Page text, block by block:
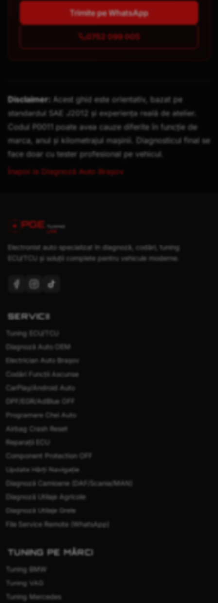
Trimite pe WhatsApp
0752 099 005
Disclaimer: Acest ghid este orientativ, bazat pe
standardul SAE J2012 și experiența reală de atelier.
Codul P0011
poate avea cauze diferite în funcție de
marca, anul și kilometrajul mașinii. Diagnosticul final se
face doar cu tester profesional pe vehicul.
Înapoi la Diagnoză Auto Brașov
PGE
TUNING
LAB
Electronist auto specializat în diagnoză, codări, tuning
ECU/TCU și soluții complete pentru vehicule moderne.
SERVICII
Tuning ECU/TCU
Diagnoză Auto OEM
Electrician Auto Brașov
Codări Funcții Ascunse
CarPlay/Android Auto
DPF/EGR/AdBlue OFF
Programare Chei Auto
Airbag Crash Reset
Reparații ECU
Component Protection OFF
Update Hărți Navigație
Diagnoză Camioane (DAF/Scania/MAN)
Diagnoză Utilaje Agricole
Diagnoză Utilaje Grele
File Service Remote (WhatsApp)
TUNING PE MĂRCI
Tuning BMW
Tuning VAG
Tuning Mercedes